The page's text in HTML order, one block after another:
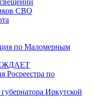
СВО
по Маломерным
Росреестра по
Иркутской